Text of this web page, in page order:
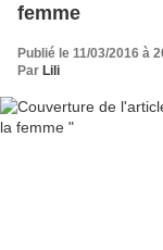
femme
Publié le 11/03/2016 à
Par Lili